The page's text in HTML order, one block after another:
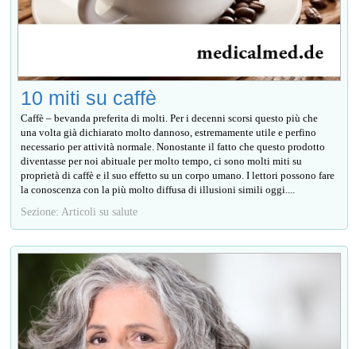
10 miti su caffè
Caffè – bevanda preferita di molti. Per i decenni scorsi questo più che
una volta già dichiarato molto dannoso, estremamente utile e perfino
necessario per attività normale. Nonostante il fatto che questo prodotto
diventasse per noi abituale per molto tempo, ci sono molti miti su
proprietà di caffè e il suo effetto su un corpo umano. I lettori possono fare
la conoscenza con la più molto diffusa di illusioni simili oggi....
Sezione: Articoli su salute